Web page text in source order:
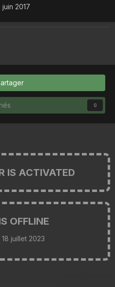
juin 2017
0
IS ACTIVATED
OFFLINE
18 juillet 2023